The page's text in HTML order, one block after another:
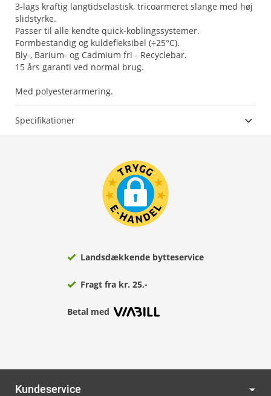
3-lags kraftig langtidselastisk, tricoarmeret slange med høj
slidstyrke.
Passer til alle kendte quick-koblingssystemer.
Formbestandig og kuldefleksibel (÷25°C).
Bly-, Barium- og Cadmium fri - Recyclebar.
15 års garanti ved normal brug.
Med polyesterarmering.
Specifikationer
Landsdækkende bytteservice
Fragt fra kr. 25,-
Betal med
Kundeservice